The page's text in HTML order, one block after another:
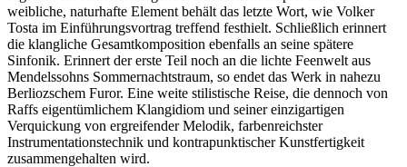
weibliche, naturhafte Element behält das letzte Wort, wie Volker
Tosta im Einführungsvortrag treffend festhielt. Schließlich erinnert
die klangliche Gesamtkomposition ebenfalls an seine spätere
Sinfonik. Erinnert der erste Teil noch an die lichte Feenwelt aus
Mendelssohns Sommernachtstraum, so endet das Werk in nahezu
Berliozschem Furor. Eine weite stilistische Reise, die dennoch von
Raffs eigentümlichem Klangidiom und seiner einzigartigen
Verquickung von ergreifender Melodik, farbenreichster
Instrumentationstechnik und kontrapunktischer Kunstfertigkeit
zusammengehalten wird.